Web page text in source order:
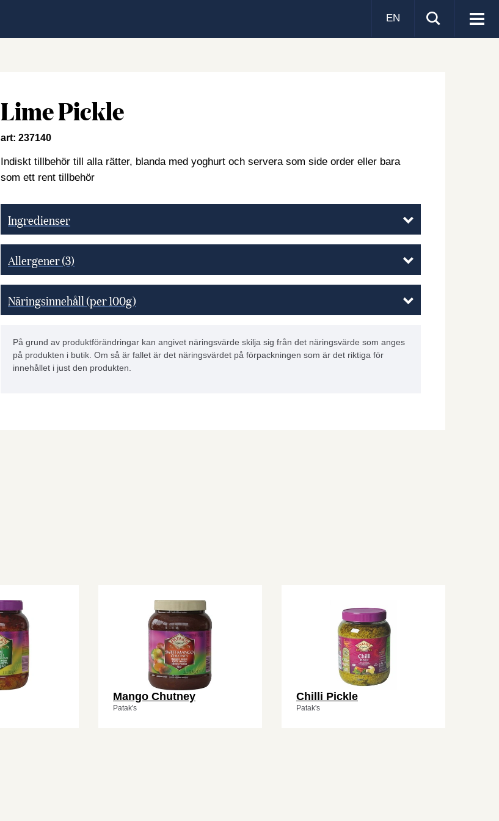
Visa
EN
Lime Pickle
art: 237140
Indiskt tillbehör till alla rätter, blanda med yoghurt och servera som side order eller bara
som ett rent tillbehör
Ingredienser
Allergener(3)
Näringsinnehåll (per 100g)
På grund av produktförändringar kan angivet näringsvärde skilja sig från det näringsvärde som anges
på produkten i butik. Om så är fallet är det näringsvärdet på förpackningen som är det riktiga för
innehållet i just den produkten.
Mango Chutney
Patak's
Chilli Pickle
Patak's